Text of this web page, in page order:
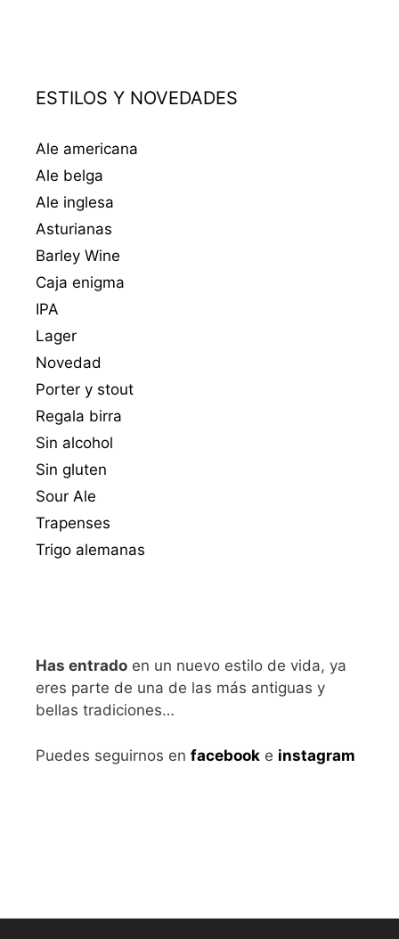
ESTILOS Y NOVEDADES
Ale americana
Ale belga
Ale inglesa
Asturianas
Barley Wine
Caja enigma
IPA
Lager
Novedad
Porter y stout
Regala birra
Sin alcohol
Sin gluten
Sour Ale
Trapenses
Trigo alemanas
Has entrado en un nuevo estilo de vida, ya
eres parte de una de las más antiguas y
bellas tradiciones…
Puedes seguirnos en facebook e instagram